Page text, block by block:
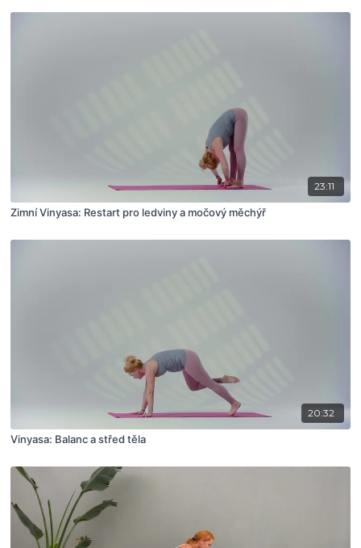
23:11
Zimní Vinyasa: Restart pro ledviny a močový měchýř
20:32
Vinyasa: Balanc a střed těla